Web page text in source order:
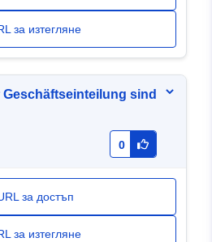
за изтегляне
Geschäftseinteilung sind
0
за достъп
за изтегляне